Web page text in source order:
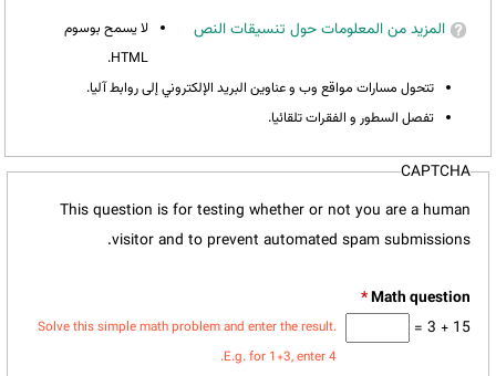
المزيد من المعلومات حول تنسيقات النص
لا يسمح بوسوم
HTML.
تتحول مسارات مواقع وب و عناوين البريد الإلكتروني إلى روابط آليا.
تفصل السطور و الفقرات تلقائيا.
CAPTCHA
This question is for testing whether or not you are a human
visitor and to prevent automated spam submissions.
*
15 + 3 =
Solve this simple math problem and enter the result.
E.g. for 1+3, enter 4.